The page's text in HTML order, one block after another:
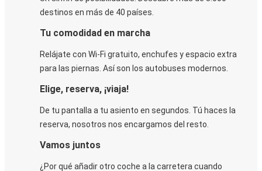
destinos en más de 40 países.
Tu comodidad en marcha
Relájate con Wi-Fi gratuito, enchufes y espacio extra
para las piernas. Así son los autobuses modernos.
Elige, reserva, ¡viaja!
De tu pantalla a tu asiento en segundos. Tú haces la
reserva, nosotros nos encargamos del resto.
Vamos juntos
¿Por qué añadir otro coche a la carretera cuando